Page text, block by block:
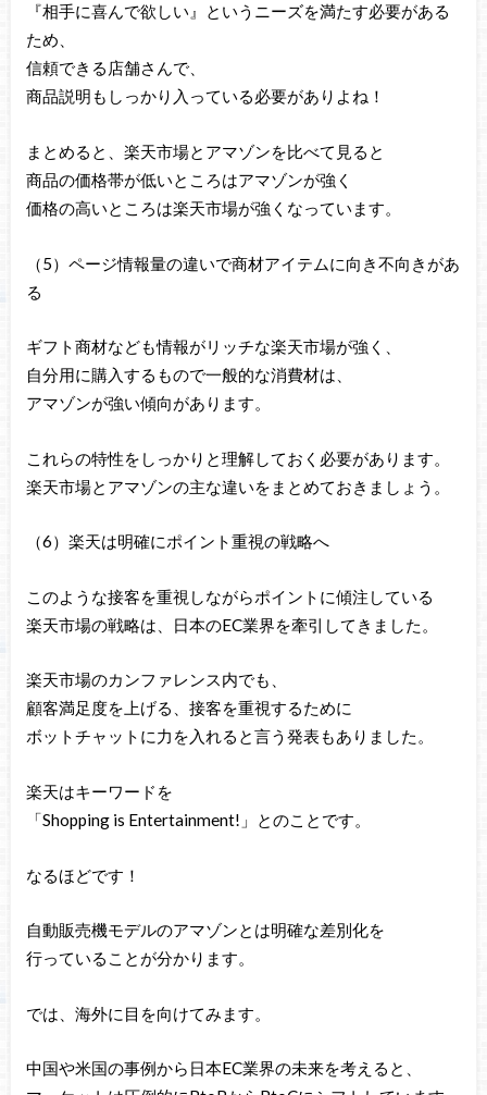
『相手に喜んで欲しい』というニーズを満たす必要がある
ため、
信頼できる店舗さんで、
商品説明もしっかり入っている必要がありよね！
まとめると、楽天市場とアマゾンを比べて見ると
商品の価格帯が低いところはアマゾンが強く
価格の高いところは楽天市場が強くなっています。
（5）ページ情報量の違いで商材アイテムに向き不向きがあ
る
ギフト商材なども情報がリッチな楽天市場が強く、
自分用に購入するもので一般的な消費材は、
アマゾンが強い傾向があります。
これらの特性をしっかりと理解しておく必要があります。
楽天市場とアマゾンの主な違いをまとめておきましょう。
（6）楽天は明確にポイント重視の戦略へ
このような接客を重視しながらポイントに傾注している
楽天市場の戦略は、日本のEC業界を牽引してきました。
楽天市場のカンファレンス内でも、
顧客満足度を上げる、接客を重視するために
ボットチャットに力を入れると言う発表もありました。
楽天はキーワードを
「Shopping is Entertainment!」とのことです。
なるほどです！
自動販売機モデルのアマゾンとは明確な差別化を
行っていることが分かります。
では、海外に目を向けてみます。
中国や米国の事例から日本EC業界の未来を考えると、